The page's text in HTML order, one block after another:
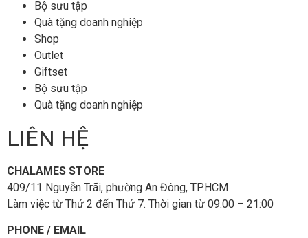
Bộ sưu tập
Quà tặng doanh nghiệp
Shop
Outlet
Giftset
Bộ sưu tập
Quà tặng doanh nghiệp
LIÊN HỆ
CHALAMES STORE
409/11 Nguyễn Trãi, phường An Đông, TP.HCM
Làm việc từ Thứ 2 đến Thứ 7. Thời gian từ 09:00 – 21:00
PHONE / EMAIL